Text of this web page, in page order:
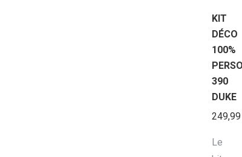
a
Les
être
KIT
DÉCO
100%
390
DUKE
Le